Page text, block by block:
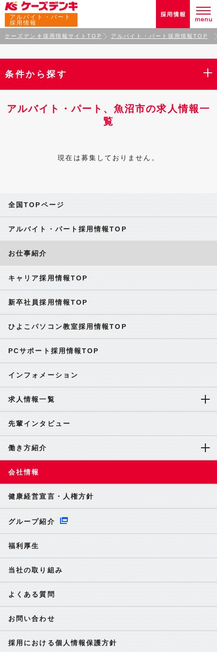
アルバイト・パート
採用情報
ケーズデンキ採用情報サイトTOP アルバイト・パート採用情報TOP
条件から探す
アルバイト・パート、魚沼市の求人情報一
覧
現在は募集しておりません。
全国TOPページ
アルバイト・パート採用情報TOP
お仕事紹介
キャリア採用情報TOP
新卒社員採用情報TOP
ひよこパソコン教室採用情報TOP
PCサポート採用情報TOP
インフォメーション
求人情報一覧
先輩インタビュー
働き方紹介
会社情報
健康経営宣言・人権方針
グループ紹介
福利厚生
当社の取り組み
よくある質問
お問い合わせ
採用における個人情報保護方針